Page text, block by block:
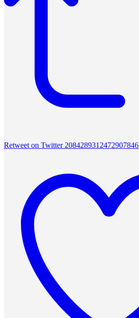
Retweet on Twitter 2084289312472907846